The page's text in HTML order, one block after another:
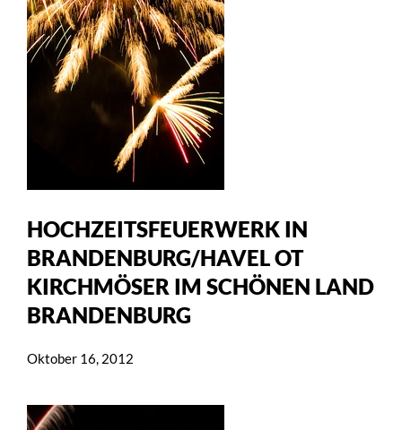
HOCHZEITSFEUERWERK IN
BRANDENBURG/HAVEL OT
KIRCHMÖSER IM SCHÖNEN LAND
BRANDENBURG
Oktober 16, 2012